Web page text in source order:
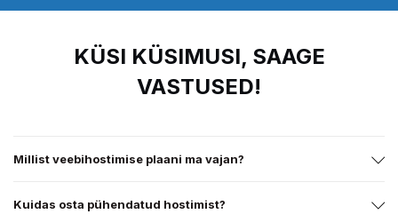
KÜSI KÜSIMUSI, SAAGE
VASTUSED!
Millist veebihostimise plaani ma vajan?
Kuidas osta pühendatud hostimist?